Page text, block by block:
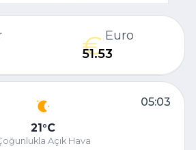
Euro
51.53
05:03
21
C
Açık Hava